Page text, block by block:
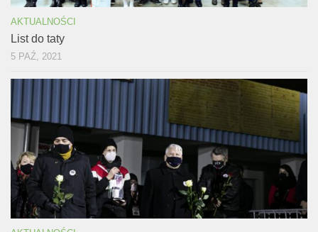
AKTUALNOŚCI
List do taty
5 PAŹ, 2021